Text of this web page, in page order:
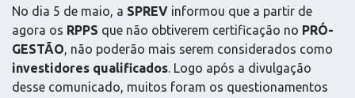
No dia 5 de maio, a SPREV informou que a partir de
agora os RPPS que não obtiverem certificação no PRÓ-
GESTÃO, não poderão mais serem considerados como
investidores qualificados. Logo após a divulgação
desse comunicado, muitos foram os questionamentos